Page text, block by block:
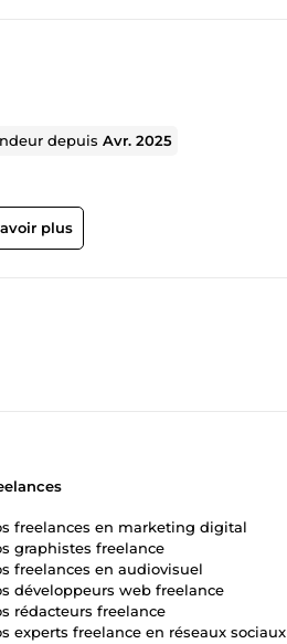
depuisAvr. 2025
plus
freelances en marketing digital
graphistes freelance
freelances en audiovisuel
développeurs web freelance
rédacteurs freelance
experts freelance en réseaux sociaux